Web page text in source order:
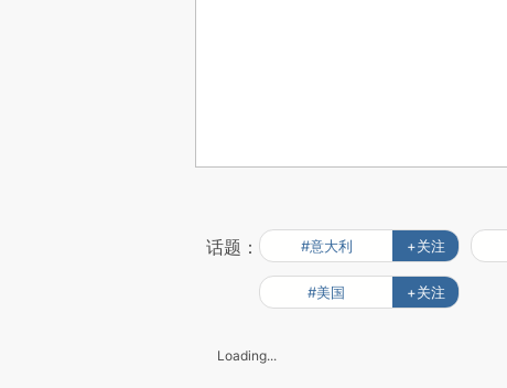
话题： #意大利 +关注
#美国 +关注
Loading...